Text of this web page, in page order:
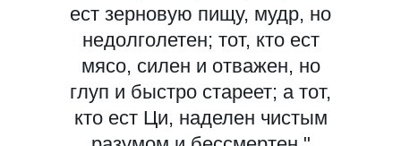
ест зерновую пищу, мудр, но
недолголетен; тот, кто ест
мясо, силен и отважен, но
глуп и быстро стареет; а тот,
кто ест Ци, наделен чистым